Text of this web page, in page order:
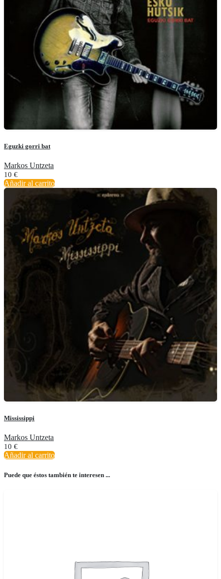
Eguzki gorri bat
Markos Untzeta
10 €
Añadir al carrito
Mississippi
Markos Untzeta
10 €
Añadir al carrito
Puede que éstos también te interesen ...